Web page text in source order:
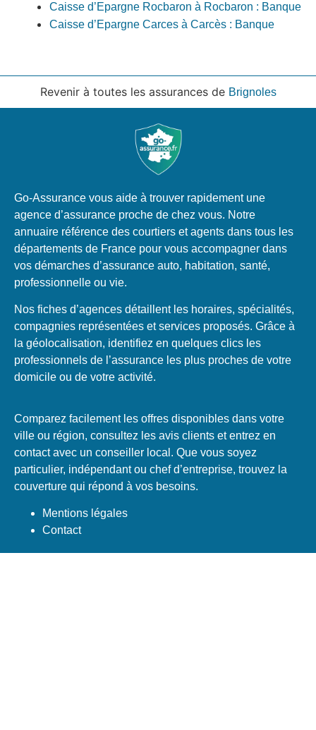
Caisse d’Epargne Rocbaron à Rocbaron : Banque
Caisse d’Epargne Carces à Carcès : Banque
Revenir à toutes les assurances de Brignoles
Go-Assurance vous aide à trouver rapidement une
agence d’assurance proche de chez vous. Notre
annuaire référence des courtiers et agents dans tous les
départements de France pour vous accompagner dans
vos démarches d’assurance auto, habitation, santé,
professionnelle ou vie.
Nos fiches d’agences détaillent les horaires, spécialités,
compagnies représentées et services proposés. Grâce à
la géolocalisation, identifiez en quelques clics les
professionnels de l’assurance les plus proches de votre
domicile ou de votre activité.
Comparez facilement les offres disponibles dans votre
ville ou région, consultez les avis clients et entrez en
contact avec un conseiller local. Que vous soyez
particulier, indépendant ou chef d’entreprise, trouvez la
couverture qui répond à vos besoins.
Mentions légales
Contact